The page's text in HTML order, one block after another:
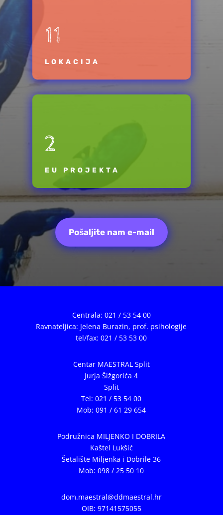
11
LOKACIJA
2
EU PROJEKTA
Pošaljite nam e-mail
Centrala: 021 / 53 54 00
Ravnateljica: Jelena Burazin, prof. psihologije
tel/fax: 021 / 53 53 00
Centar MAESTRAL Split
Jurja Šižgorića 4
Split
Tel: 021 / 53 54 00
Mob: 091 / 61 29 654
Podružnica MILJENKO I DOBRILA
Kaštel Lukšić
Šetalište Miljenka i Dobrile 36
Mob: 098 / 25 50 10
dom.maestral@ddmaestral.hr
OIB: 97141575055